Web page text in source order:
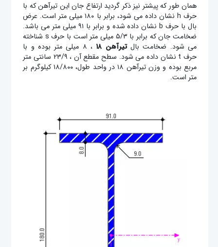
همان طور که پیشتر نیز ذکر گردید ارتفاع جان این تیرآهن که با
حرف h نشان داده می شود، برابر با ۱۸۰ میلی متر است. عرض
بال با حرف b نشان داده شده و برابر با ۹۱ میلی متر می باشد.
ضخامت جان که برابر با ۵/۳ میلی متر است با حرف s شناخته
می شود. ضخامت بالتیرآهن ۱۸
، ۸ میلی متر بوده و با
حرف t نشان داده می شود. سطح مقطع آن ، ۲۳/۹ سانتی متر
مربع بوده و وزن تیرآهن ۱۸ در واحد طول، ۱۸/۸۰۰ کیلوگرم بر
متر است.